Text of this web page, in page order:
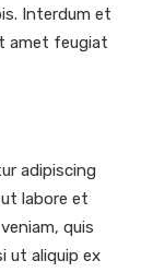
Interdum et
amet feugiat
adipiscing
labore et
quis
ut aliquip ex